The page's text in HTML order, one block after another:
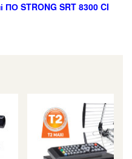
ПО STRONG SRT 8300 CI